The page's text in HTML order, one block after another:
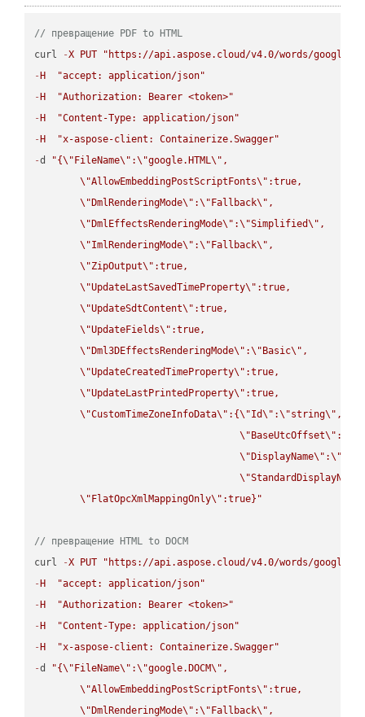
// превращение PDF to HTML
curl
-X PUT
"https://api.aspose.cloud/v4.0/words/
- H
"accept: application/json"
- H
"Authorization: Bearer <token>"
- H
"Content-Type: application/json"
- H
"x-aspose-client: Containerize.Swagger"
-d "{\" FileName\" :\"google.HTML\" ,
\"AllowEmbeddingPostScriptFonts\" :true,
\" DmlRenderingMode\" :\" Fallback\" ,
\" DmlEffectsRenderingMode\" :\"Simplified\" ,
\"ImlRenderingMode\" :\" Fallback\" ,
\"ZipOutput\" :true,
\"UpdateLastSavedTimeProperty\" :true,
\"UpdateSdtContent\" :true,
\"UpdateFields\" :true,
\" Dml3DEffectsRenderingMode\" :\" Basic\" ,
\"UpdateCreatedTimeProperty\" :true,
\"UpdateLastPrintedProperty\" :true,
\"CustomTimeZoneInfoData\" :{\"Id\" :\"string\" ,
\" BaseUtcOffset\" :
\" DisplayName\" :\"
\"StandardDisplayName
\" FlatOpcXmlMappingOnly\" :true}"
// превращение HTML to DOCM
curl
-X PUT
"https://api.aspose.cloud/v4.0/words/
- H
"accept: application/json"
- H
"Authorization: Bearer <token>"
- H
"Content-Type: application/json"
- H
"x-aspose-client: Containerize.Swagger"
-d "{\" FileName\" :\"google.DOCM\" ,
\"AllowEmbeddingPostScriptFonts\" :true,
\" DmlRenderingMode\" :\" Fallback\" ,